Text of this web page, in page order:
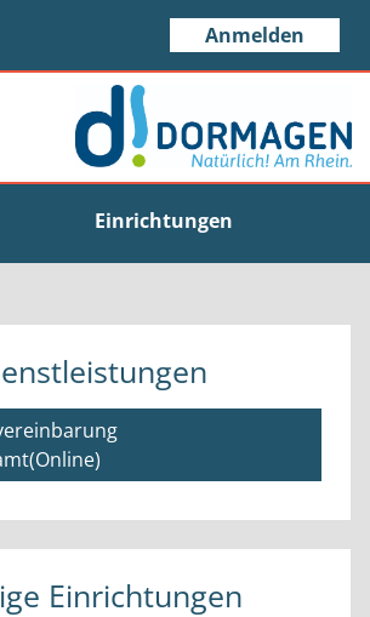
Anmelden
Einrichtungen
Einrichtungen